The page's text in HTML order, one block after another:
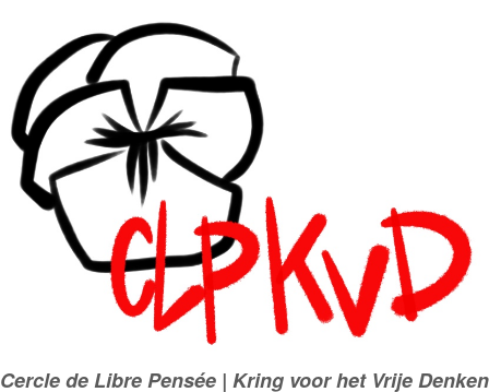
contenu
Cercle de Libre Pensée | Kring voor het Vrije Denken